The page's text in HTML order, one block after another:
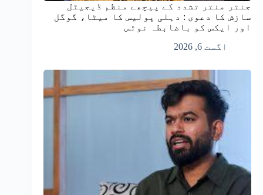
جنتر منتر تشدد کے پیچھے منظم ڈیجیٹل
سازش کا دعوی : دہلی پولیس کا میٹا، گوگل
اور ایکس کو باضابطہ نوٹس
اگست 6, 2026